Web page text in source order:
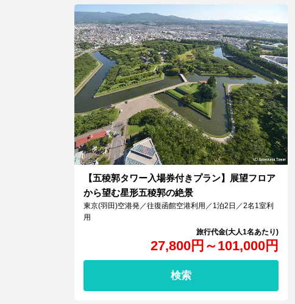
【五稜郭タワー入場券付きプラン】展望フロア
から望む星形五稜郭の絶景
27,800円 ～101,000円
東京(羽田)空港発／往復函館空港利用／1泊2日／2名1室利
用
検索